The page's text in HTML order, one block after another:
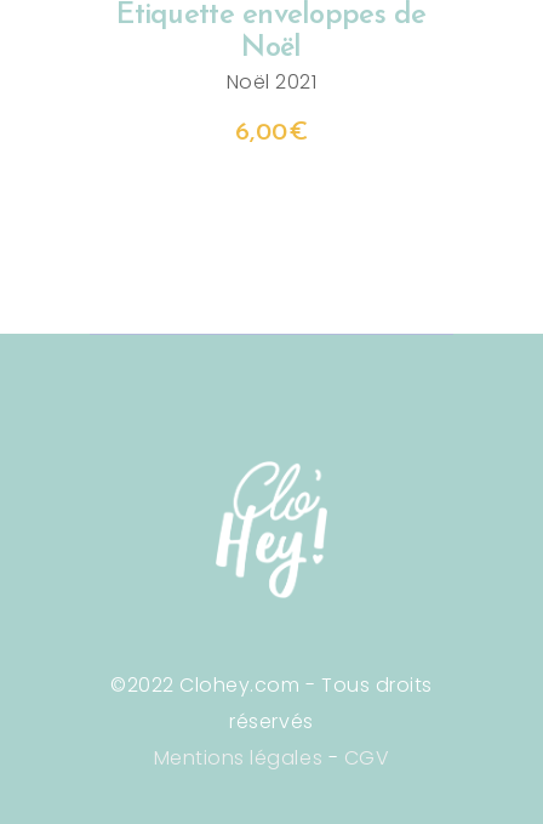
Etiquette enveloppes de
Noël
Noël 2021
6,00€
©2022 Clohey.com - Tous droits
réservés
Mentions légales - CGV